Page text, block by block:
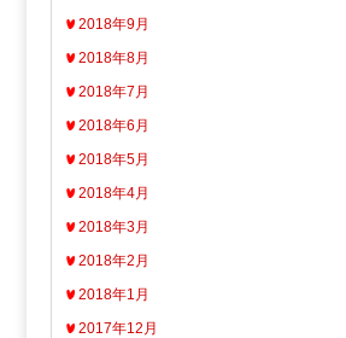
2018年9月
2018年8月
2018年7月
2018年6月
2018年5月
2018年4月
2018年3月
2018年2月
2018年1月
2017年12月